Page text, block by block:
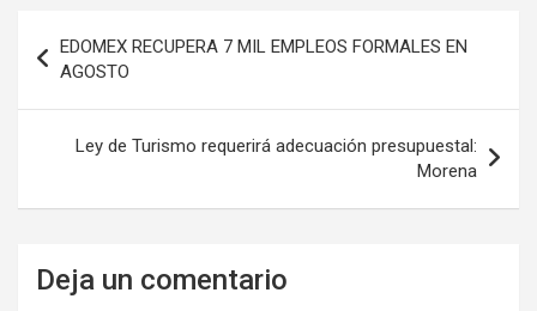
de
entradas
EDOMEX RECUPERA 7 MIL EMPLEOS FORMALES EN
AGOSTO
Ley de Turismo requerirá adecuación presupuestal:
Morena
Deja un comentario